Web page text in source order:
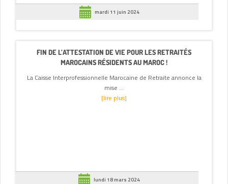
mardi 11 juin 2024
FIN DE L’ATTESTATION DE VIE POUR LES RETRAITÉS
MAROCAINS RÉSIDENTS AU MAROC !
La Caisse Interprofessionnelle Marocaine de Retraite annonce la
mise ...
[lire plus]
lundi 18 mars 2024